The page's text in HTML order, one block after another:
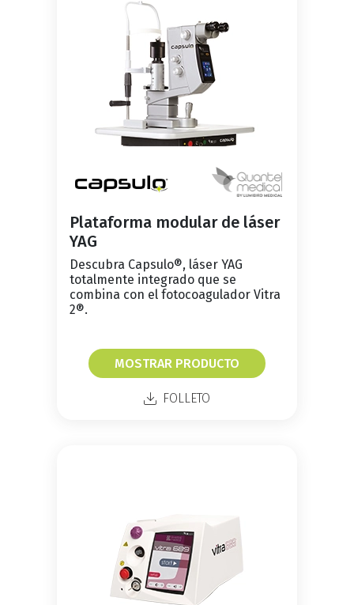
Plataforma modular de láser
YAG
Descubra Capsulo®, láser YAG
totalmente integrado que se
combina con el fotocoagulador Vitra
2®.
MOSTRAR PRODUCTO
FOLLETO